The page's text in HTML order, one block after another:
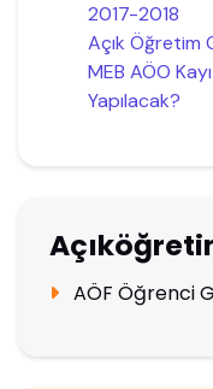
2017-2018
Açık Öğretim
MEB AÖO
Yapılacak?
AÖF Öğrenci